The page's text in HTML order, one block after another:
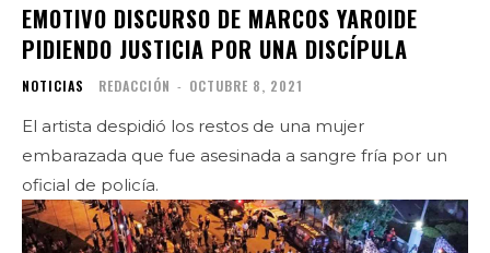
EMOTIVO DISCURSO DE MARCOS YAROIDE
PIDIENDO JUSTICIA POR UNA DISCÍPULA
NOTICIAS REDACCIÓN - OCTUBRE 8, 2021
El artista despidió los restos de una mujer
embarazada que fue asesinada a sangre fría por un
oficial de policía.